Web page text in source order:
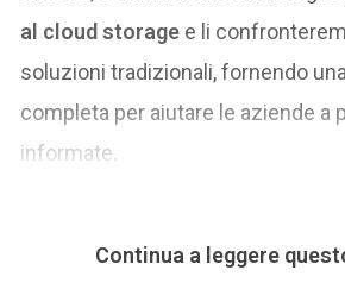
al cloud storage e li
soluzioni tradizionali, fornendo
completa per aiutare le aziende a
informate.
Continua a leggere